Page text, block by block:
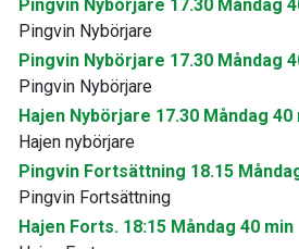
Pingvin Nybörjare 17.30 Måndag
Pingvin Nybörjare
Pingvin Nybörjare 17.30 Måndag
Pingvin Nybörjare
Hajen Nybörjare 17.30 Måndag 40
Hajen nybörjare
Pingvin Fortsättning 18.15
Pingvin Fortsättning
Hajen Forts. 18:15 Måndag 40 min